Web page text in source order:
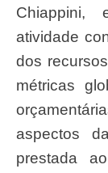
atividade
dos
métricas
aspectos
prestada